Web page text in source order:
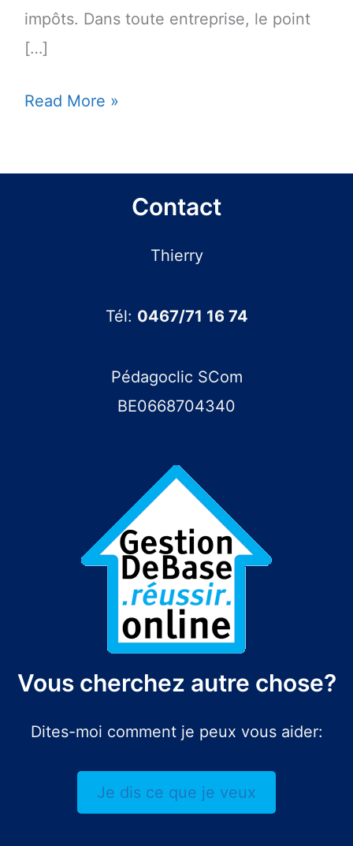
impôts. Dans toute entreprise, le point
[…]
Comment
Read More »
Contact
Thierry
Tél: 0467/71 16 74
Pédagoclic SCom
BE0668704340
Vous cherchez autre chose?
Dites-moi comment je peux vous aider:
Je dis ce que je veux